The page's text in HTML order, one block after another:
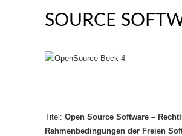
SOURCE
Titel: Open Source Software –
Rahmenbedingungen der Freien